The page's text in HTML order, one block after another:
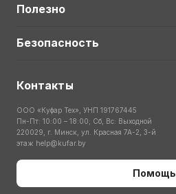
Полезно
Безопасность
Контакты
ООО «Куфар Тех», УНП 191767445
Пн-Пт: 10:00 – 18:00; Сб, Вс: Выходной
220029, г. Минск, ул. Красная 7А-2, 3-й
этаж help@kufar.by
Помощь